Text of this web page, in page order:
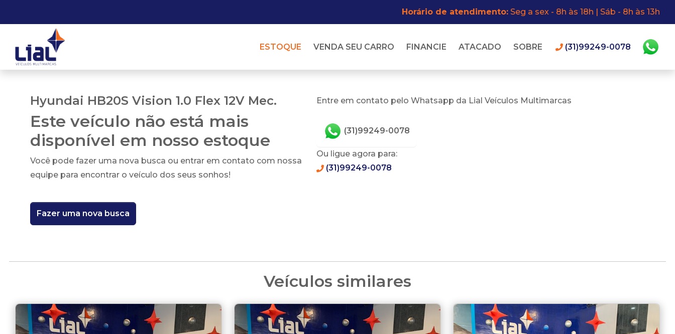
Horário de atendimento: Seg a sex - 8h às 18h | Sáb - 8h às 13h
ESTOQUE VENDA SEU CARRO FINANCIE ATACADO SOBRE (31)99249-0078
Hyundai HB20S Vision 1.0 Flex 12V Mec.
Este veículo não está mais
disponível em nosso estoque
Você pode fazer uma nova busca ou entrar em contato com nossa
equipe para encontrar o veículo dos seus sonhos!
Fazer uma nova busca
Entre em contato pelo Whatsapp da Lial Veículos Multimarcas
(31)99249-0078
Ou ligue agora para:
(31)99249-0078
Veículos similares